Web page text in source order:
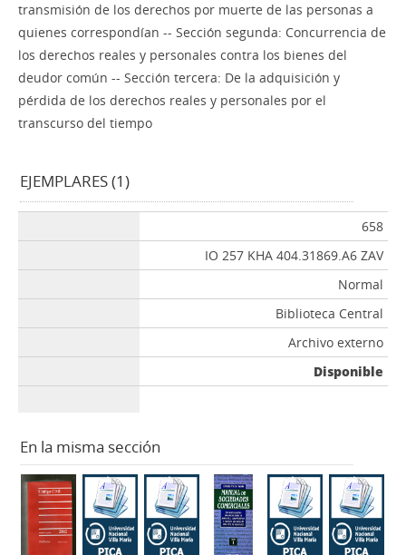
transmisión de los derechos por muerte de las personas a
quienes correspondían -- Sección segunda: Concurrencia de
los derechos reales y personales contra los bienes del
deudor común -- Sección tercera: De la adquisición y
pérdida de los derechos reales y personales por el
transcurso del tiempo
EJEMPLARES (1)
658
IO 257 KHA 404.31869.A6 ZAV
Normal
Biblioteca Central
Archivo externo
Disponible
En la misma sección